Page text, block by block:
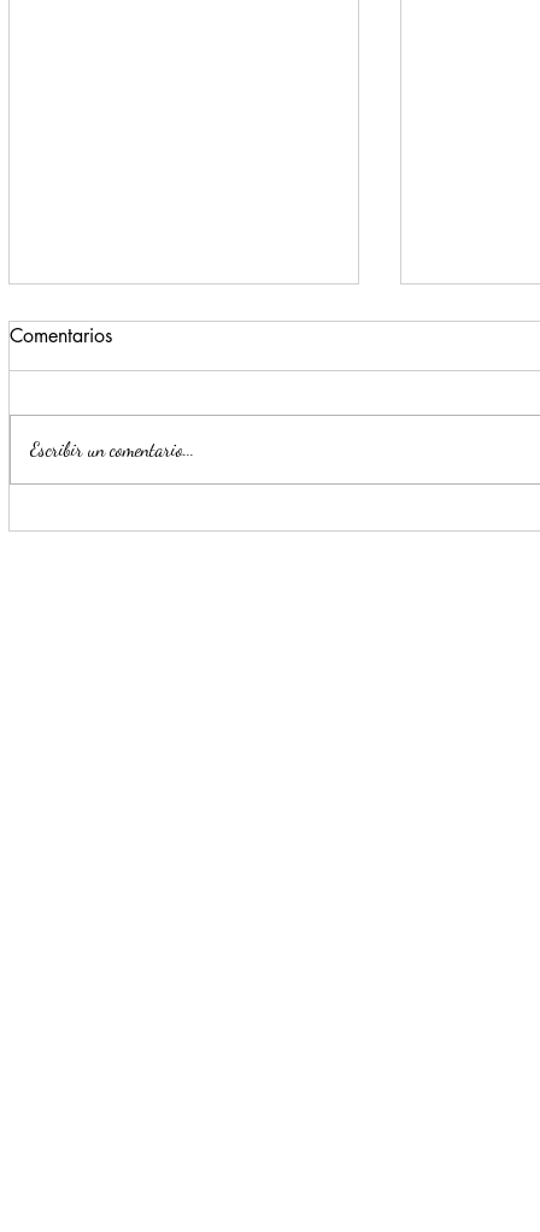
Monterrey registra un 72% de
Escobedo
Comentarios
Escribir un comentario...